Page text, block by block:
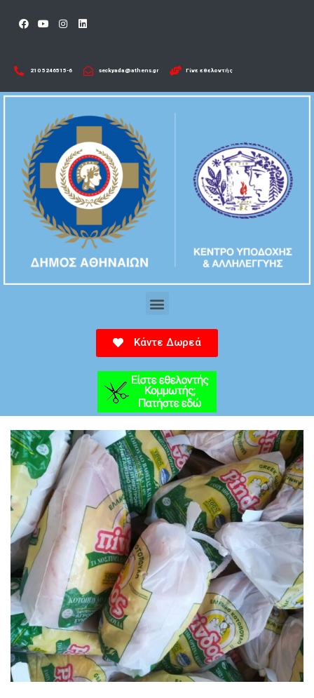
210 5246515-6​ seckyada@athens.gr Γίνε εθελοντής
Κάντε Δωρεά